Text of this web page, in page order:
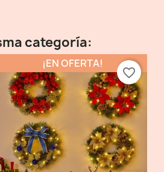
categoría:
¡EN OFERTA!
favorite_border